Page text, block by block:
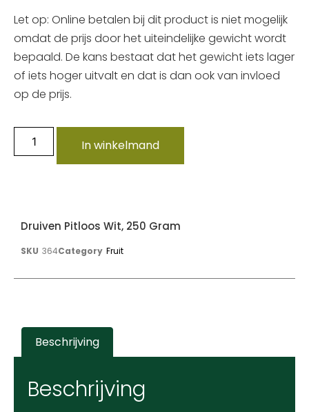
Let op: Online betalen bij dit product is niet mogelijk
omdat de prijs door het uiteindelijke gewicht wordt
bepaald. De kans bestaat dat het gewicht iets lager
of iets hoger uitvalt en dat is dan ook van invloed
op de prijs.
In winkelmand
Druiven Pitloos Wit, 250 Gram
SKU 364Category Fruit
Beschrijving
Beschrijving